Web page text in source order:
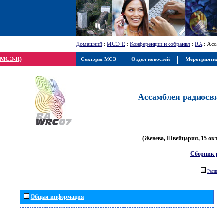
Домашний : МСЭ-R : Конференции и собрания : RA:
(МСЭ-R)
Ассамблея
(Женева, Швейцария, 15
Сборник
Общая информация
Секторы МСЭ Отдел новостей